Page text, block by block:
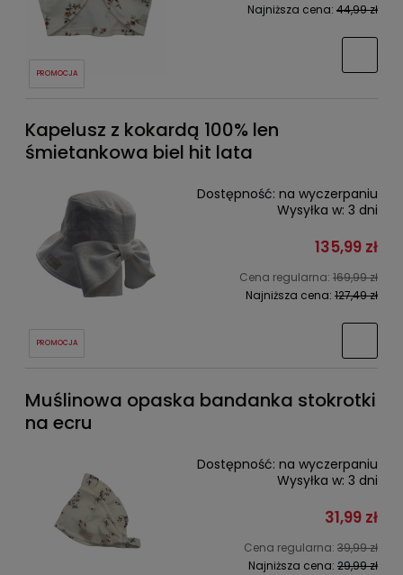
Najniższa cena: 44,99 zł
PROMOCJA
Kapelusz z kokardą 100% len
śmietankowa biel hit lata
Dostępność: na wyczerpaniu
Wysyłka w: 3 dni
135,99 zł
Cena regularna: 169,99 zł
Najniższa cena: 127,49 zł
PROMOCJA
Muślinowa opaska bandanka stokrotki
na ecru
Dostępność: na wyczerpaniu
Wysyłka w: 3 dni
31,99 zł
Cena regularna: 39,99 zł
Najniższa cena: 29,99 zł